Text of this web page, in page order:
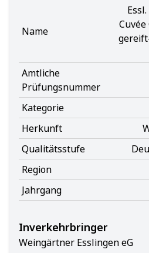
Name
Cuvée
Amtliche
Prüfungsnummer
Kategorie
Herkunft
Qualitätsstufe
Region
Jahrgang
Inverkehrbringer
Weingärtner Esslingen eG